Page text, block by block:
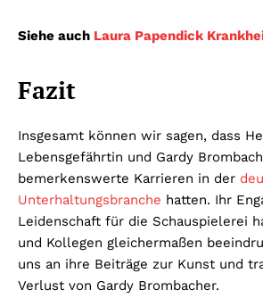
Siehe auch Laura Papendick
Fazit
Insgesamt können wir sagen, dass
Lebensgefährtin und Gardy
bemerkenswerte Karrieren in der
Unterhaltungsbranche hatten. Ihr
Leidenschaft für die Schauspielerei
und Kollegen gleichermaßen
uns an ihre Beiträge zur Kunst und
Verlust von Gardy Brombacher.